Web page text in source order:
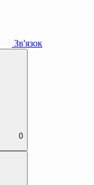
Зв'язок
0